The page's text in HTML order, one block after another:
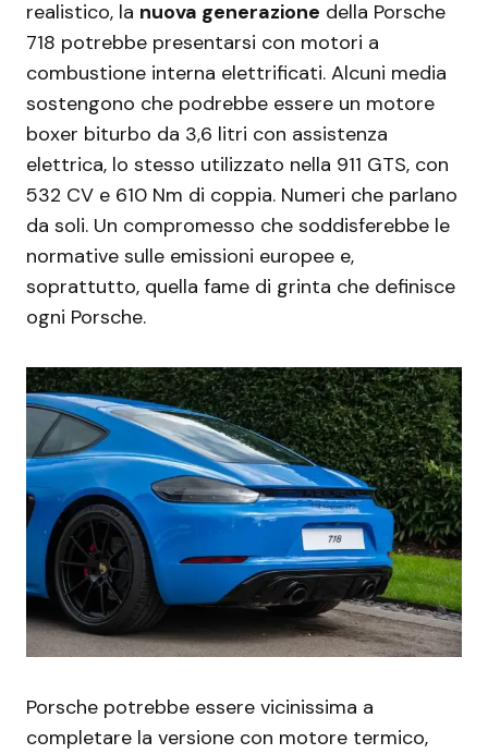
realistico, la nuova generazione della Porsche
718 potrebbe presentarsi con motori a
combustione interna elettrificati. Alcuni media
sostengono che podrebbe essere un motore
boxer biturbo da 3,6 litri con assistenza
elettrica, lo stesso utilizzato nella 911 GTS, con
532 CV e 610 Nm di coppia. Numeri che parlano
da soli. Un compromesso che soddisferebbe le
normative sulle emissioni europee e,
soprattutto, quella fame di grinta che definisce
ogni Porsche.
Porsche potrebbe essere vicinissima a
completare la versione con motore termico,